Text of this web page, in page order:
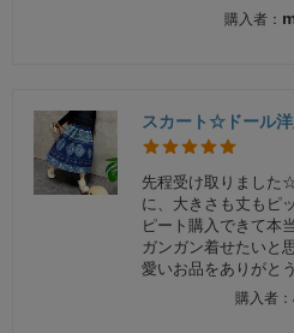
スカート☆ドール
先程受け取りました
に、大きさも丈もピ
ピート購入できて本
ガンガン着せたいと
愛いお品をありがと